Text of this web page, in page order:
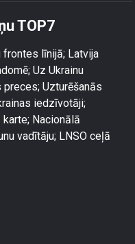
TOP7
līnijā; Latvija
Uz Ukrainu
Uzturēšanās
iedzīvotāji;
Nacionālā
vadītāju; LNSO ceļā